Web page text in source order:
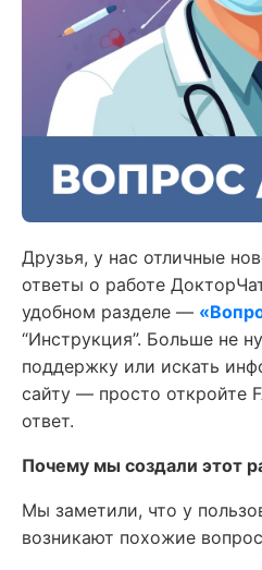
Друзья, у нас отличные
ответы о работе
удобном разделе —
“Инструкция”. Больше не
поддержку или искать
сайту — просто откройте
ответ.
Почему мы создали этот
Мы заметили, что у
возникают похожие